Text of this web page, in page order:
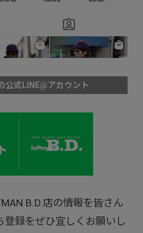
公式LINE@アカウント
B.D.店の情報を皆さん
登録をぜひ宜しくお願いし